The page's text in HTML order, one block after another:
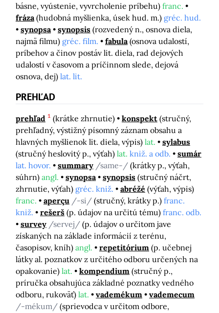
básne, vyústenie, vyvrcholenie príbehu) franc.
fráza (hudobná myšlienka, úsek hud. m.) gréc. hud.
synopsa
synopsis (rozvedený n., osnova diela,
najmä filmu) gréc. film. fabula (osnova udalostí,
príbehov a činov postáv lit. diela, rad dejových
udalostí v časovom a príčinnom slede, dejová
osnova, dej) lat. lit.
PREHĽAD
prehľad 1 (krátke zhrnutie) konspekt (stručný,
prehľadný, výstižný písomný záznam obsahu a
hlavných myšlienok lit. diela, výpis) lat.
sylabus
(stručný heslovitý p., výťah) lat. kniž. a odb.
sumár
lat. hovor.
summary /same-/ (krátky p., výťah,
súhrn) angl. synopsa synopsis (stručný náčrt,
zhrnutie, výťah) gréc. kniž. abréžé (výťah, výpis)
franc.
aperçu /-si/ (stručný, krátky p.) franc.
kniž.
rešerš (p. údajov na určitú tému) franc. odb.
survey /servej/ (p. údajov o určitom jave
získaných na základe informácií z terénu,
časopisov, kníh) angl. repetitórium (p. učebnej
látky al. poznatkov z určitého odboru určených na
opakovanie) lat. kompendium (stručný p.,
príručka obsahujúca základné poznatky vedného
odboru, rukoväť) lat. vademékum
vademecum
/-mékum/ (sprievodca v určitom odbore,